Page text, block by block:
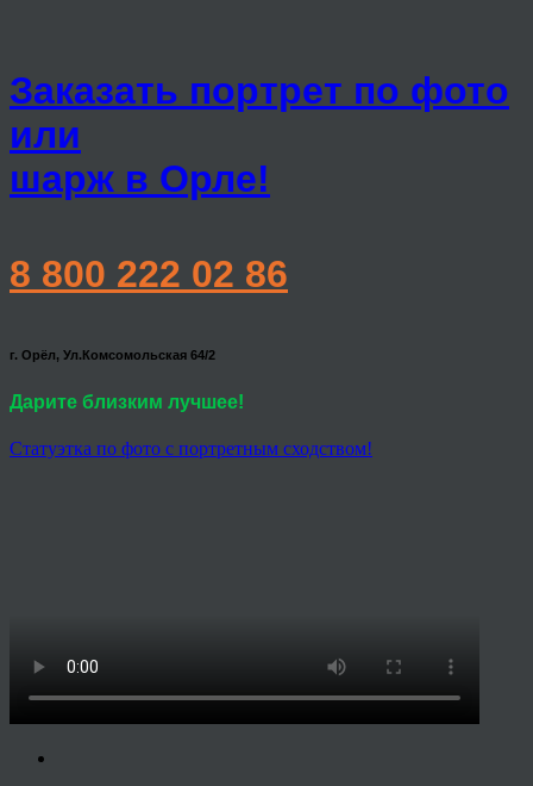
Заказать портрет по фото
или
шарж в Орле!
8 800 222 02 86
г. Орёл, Ул.Комсомольская 64/2
Дарите близким лучшее!
Статуэтка по фото с портретным сходством!